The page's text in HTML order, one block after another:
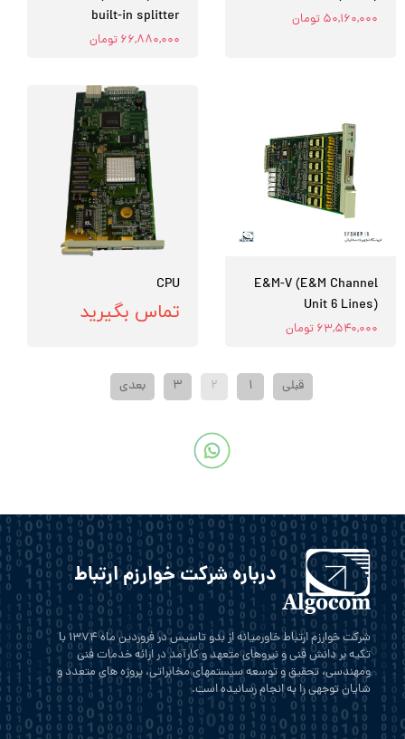
۵۰,۱۶۰,۰۰۰ تومان
built-in splitter
۶۶,۸۸۰,۰۰۰ تومان
E&M-V (E&M Channel
Unit 6 Lines)
۶۳,۵۴۰,۰۰۰ تومان
CPU
تماس بگیرید
قبلی ۱ ۲ ۳ بعدی
شرکت خوارزم ارتباط خاورمیانه از بدو تاسیس در فروردین ماه 1374 با
تکیه بر دانش فنی و نیروهای متعهد و کارآمد در ارائه خدمات فنی
ومهندسی، تحقیق و توسعه سیستمهای مخابراتی، پروژه های متعدد و
شایان توجهی را به انجام رسانیده است.
درباره شرکت خوارزم ارتباط